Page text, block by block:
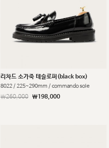
리차드 소가죽 테슬로퍼(black box)
8022 / 225~290mm / commando sole
￦260,000 ￦198,000